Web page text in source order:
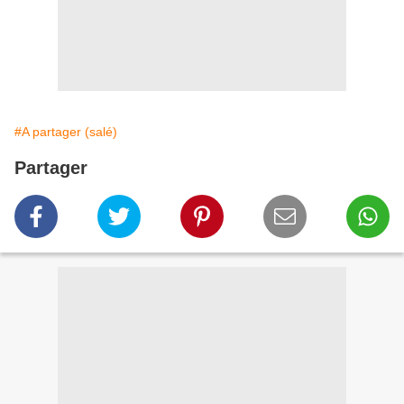
#A partager (salé)
Partager